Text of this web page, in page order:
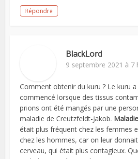
Répondre
BlackLord
9 septembre 2021 à 7
Comment obtenir du kuru ? Le kuru
commencé lorsque des tissus
prions ont été mangés par une
maladie de Creutzfeldt-Jakob.
était plus fréquent chez les femmes
chez les hommes, car on leur
cerveau, qui était plus contagieux.